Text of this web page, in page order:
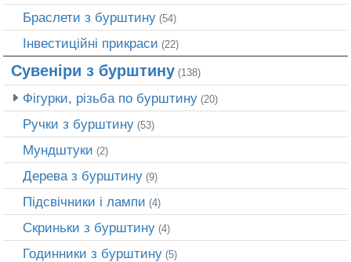
Браслети з бурштину (54)
Інвестиційні прикраси (22)
Сувеніри з бурштину (138)
Фігурки, різьба по бурштину (20)
Ручки з бурштину (53)
Мундштуки (2)
Дерева з бурштину (9)
Підсвічники і лампи (4)
Скриньки з бурштину (4)
Годинники з бурштину (5)